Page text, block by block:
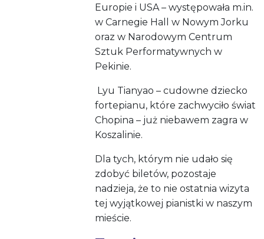
Europie i USA – występowała m.in.
w Carnegie Hall w Nowym Jorku
oraz w Narodowym Centrum
Sztuk Performatywnych w
Pekinie.
Lyu Tianyao – cudowne dziecko
fortepianu, które zachwyciło świat
Chopina – już niebawem zagra w
Koszalinie.
Dla tych, którym nie udało się
zdobyć biletów, pozostaje
nadzieja, że to nie ostatnia wizyta
tej wyjątkowej pianistki w naszym
mieście.